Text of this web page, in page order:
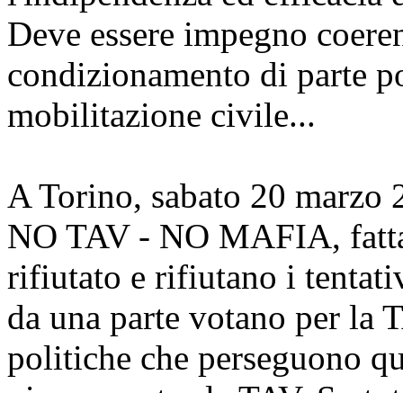
Deve essere impegno
condizionamento di parte
mobilitazione civile...
A Torino, sabato 20 marzo
NO TAV - NO MAFIA,
rifiutato e rifiutano i
da una parte votano per la
politiche che perseguono